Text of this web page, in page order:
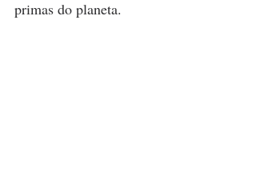
primas do planeta.